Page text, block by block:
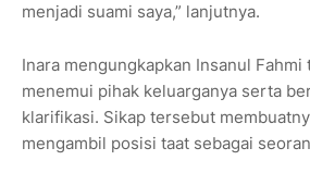
menjadi suami saya,” lanjutnya.
Inara mengungkapkan Insanul Fahmi
menemui pihak keluarganya serta
klarifikasi. Sikap tersebut
mengambil posisi taat sebagai